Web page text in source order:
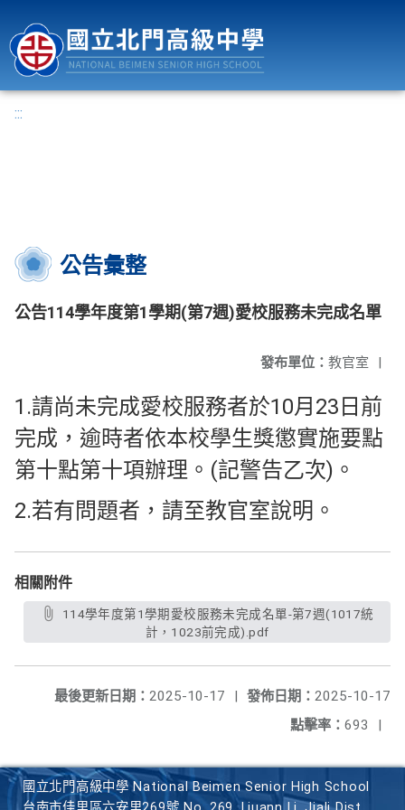
:::
公告彙整
公告114學年度第1學期(第7週)愛校服務未完成名單
發布單位： 教官室 |
1.請尚未完成愛校服務者於10月23日前
完成，逾時者依本校學生獎懲實施要點
第十點第十項辦理。(記警告乙次)。
2.若有問題者，請至教官室說明。
相關附件
計，1023前完成).pdf
發佈日期： 2025-10-17
最後更新日期： 2025-10-17
|
點擊率： 693 |
國立北門高級中學 National Beimen Senior High School